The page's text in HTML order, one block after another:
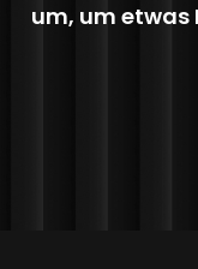
um, um etwas